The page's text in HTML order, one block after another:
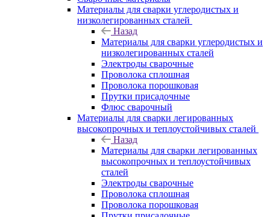
Материалы для сварки углеродистых и
низколегированных сталей
Назад
Материалы для сварки углеродистых и
низколегированных сталей
Электроды сварочные
Проволока сплошная
Проволока порошковая
Прутки присадочные
Флюс сварочный
Материалы для сварки легированных
высокопрочных и теплоустойчивых сталей
Назад
Материалы для сварки легированных
высокопрочных и теплоустойчивых
сталей
Электроды сварочные
Проволока сплошная
Проволока порошковая